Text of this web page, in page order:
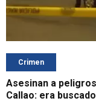
Crimen
Asesinan a
Callao: era